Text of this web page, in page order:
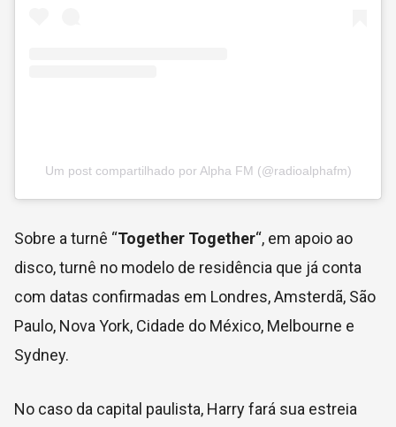
Um post compartilhado por Alpha FM (@radioalphafm)
Sobre a turnê “Together Together“, em apoio ao
disco, turnê no modelo de residência que já conta
com datas confirmadas em Londres, Amsterdã, São
Paulo, Nova York, Cidade do México, Melbourne e
Sydney.
No caso da capital paulista, Harry fará sua estreia